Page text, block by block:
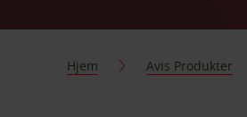
Hjem Avis Produkter